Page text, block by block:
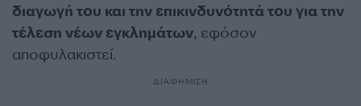
διαγωγή του και την επικινδυνότητά του για την
τέλεση νέων εγκλημάτων, εφόσον
αποφυλακιστεί.
ΔΙΑΦΗΜΙΣΗ